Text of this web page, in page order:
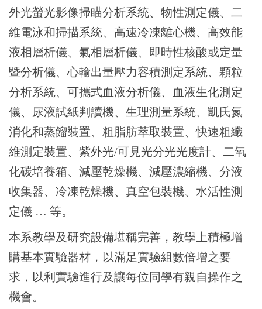
外光螢光影像掃瞄分析系統、物性測定儀、二
維電泳和掃描系統、高速冷凍離心機、高效能
液相層析儀、氣相層析儀、即時性核酸或定量
暨分析儀、心輸出量壓力容積測定系統、顆粒
分析系統、可攜式血液分析儀、血液生化測定
儀、尿液試紙判讀機、生理測量系統、凱氏氮
消化和蒸餾裝置、粗脂肪萃取裝置、快速粗纖
維測定裝置、紫外光/可見光分光光度計、二氧
化碳培養箱、減壓乾燥機、減壓濃縮機、分液
收集器、冷凍乾燥機、真空包裝機、水活性測
定儀 … 等。
本系教學及研究設備堪稱完善，教學上積極增
購基本實驗器材，以滿足實驗組數倍增之要
求，以利實驗進行及讓每位同學有親自操作之
機會。